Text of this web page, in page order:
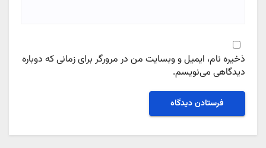
ذخیره نام، ایمیل و وبسایت من در مرورگر برای زمانی که دوباره
دیدگاهی می‌نویسم.